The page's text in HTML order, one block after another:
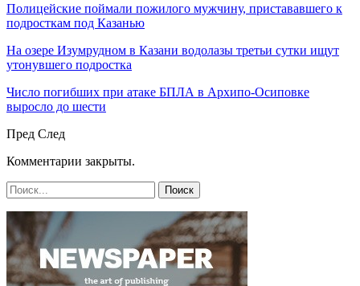
Полицейские поймали пожилого мужчину, пристававшего к
подросткам под Казанью
На озере Изумрудном в Казани водолазы третьи сутки ищут
утонувшего подростка
Число погибших при атаке БПЛА в Архипо-Осиповке
выросло до шести
Пред След
Комментарии закрыты.